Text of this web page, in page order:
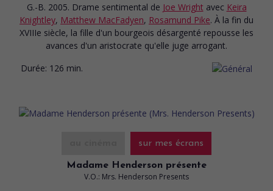
G.-B. 2005. Drame sentimental de Joe Wright avec Keira
Knightley, Matthew MacFadyen, Rosamund Pike. À la fin du
XVIIIe siècle, la fille d'un bourgeois désargenté repousse les
avances d'un aristocrate qu'elle juge arrogant.
Durée: 126 min.
sur mes écrans
Madame Henderson présente
V.O.: Mrs. Henderson Presents